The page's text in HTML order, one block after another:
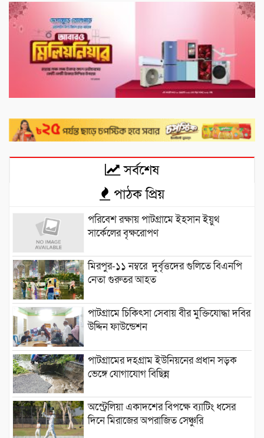
সর্বশেষ
পাঠক প্রিয়
পরিবেশ রক্ষায় পাটগ্রামে ইহসান ইয়ুথ
সার্কেলের বৃক্ষরোপণ
মিরপুর-১১ নম্বরে দুর্বৃত্তদের গুলিতে বিএনপি
নেতা গুরুতর আহত
পাটগ্রামে চিকিৎসা সেবায় বীর মুক্তিযোদ্ধা দবির
উদ্দিন ফাউন্ডেশন
পাটগ্রামের দহগ্রাম ইউনিয়নের প্রধান সড়ক
ভেঙ্গে যোগাযোগ বিছিন্ন
অস্ট্রেলিয়া একাদশের বিপক্ষে ব্যাটিং ধসের
দিনে মিরাজের অপরাজিত সেঞ্চুরি